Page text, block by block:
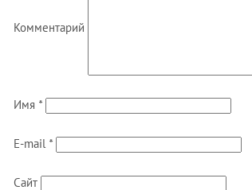
Комментарий
Имя *
E-mail *
Сайт